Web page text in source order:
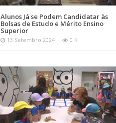
Alunos Já se Podem Candidatar às
Bolsas de Estudo e Mérito Ensino
Superior
13 Setembro 2024 0 K